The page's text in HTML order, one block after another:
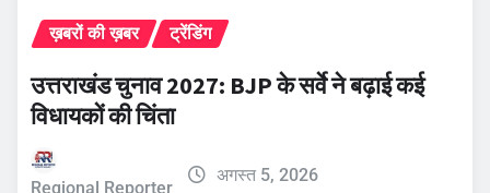
ख़बरों की ख़बर ट्रेंडिंग
उत्तराखंड चुनाव 2027: BJP के सर्वे ने बढ़ाई कई
विधायकों की चिंता
Regional Reporter
अगस्त 5, 2026